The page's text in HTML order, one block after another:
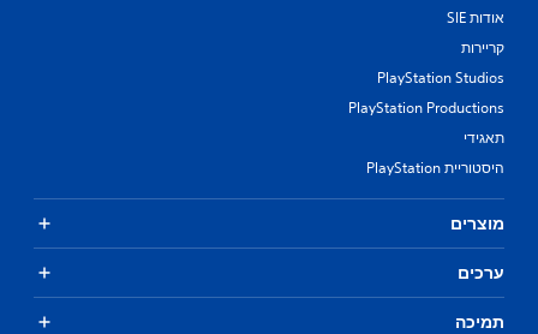
אודות SIE
קריירות
PlayStation Studios
PlayStation Productions
תאגידי
היסטוריית PlayStation
מוצרים
ערכים
תמיכה